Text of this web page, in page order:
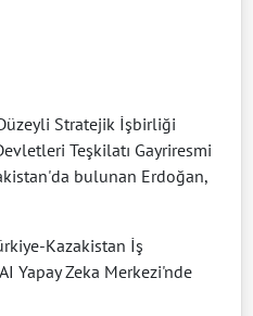
Stratejik İşbirliği
Teşkilatı Gayriresmi
bulunan Erdoğan,
Kazakistan İş
Yapay Zeka Merkezi'nde